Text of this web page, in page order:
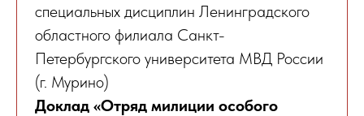
специальных дисциплин Ленинградского
областного филиала Санкт-
Петербургского университета МВД России
(г. Мурино)
Доклад «Отряд милиции особого